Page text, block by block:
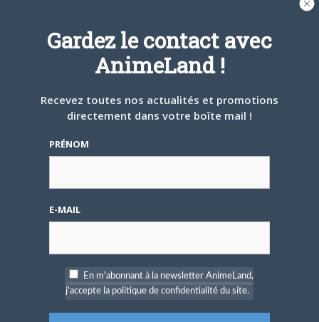
4 JUILLET 2026 0
[Entretien] Mokochan : «
projet, il était déjà
demandé de suivre au
Vous devezvous connecterpour laisser un
Gardez le contact avec
AnimeLand !
Recevez toutes nos actualités et promotions
directement dans votre boîte mail !
PRÉNOM
E-MAIL
En m'abonnant à la newsletter AnimeLand,
j'accepte la politique de confidentialité du site.